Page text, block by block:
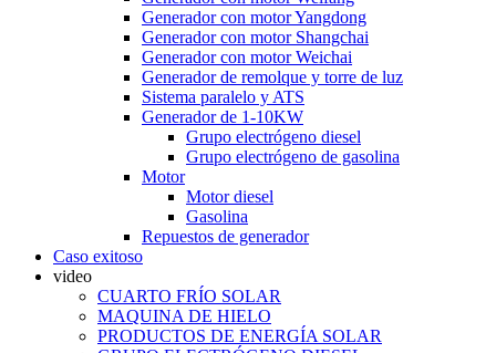
Generador con motor Yangdong
Generador con motor Shangchai
Generador con motor Weichai
Generador de remolque y torre de luz
Sistema paralelo y ATS
Generador de 1-10KW
Grupo electrógeno diesel
Grupo electrógeno de gasolina
Motor
Motor diesel
Gasolina
Repuestos de generador
Caso exitoso
video
CUARTO FRÍO SOLAR
MAQUINA DE HIELO
PRODUCTOS DE ENERGÍA SOLAR